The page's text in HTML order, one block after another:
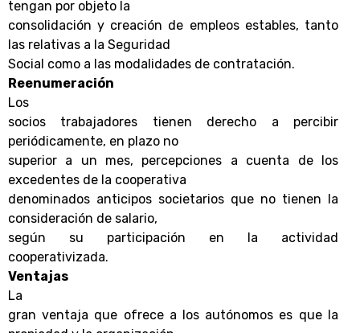
tengan por objeto la
consolidación y creación de empleos estables, tanto
las relativas a la Seguridad
Social como a las modalidades de contratación.
Reenumeración
Los
socios trabajadores tienen derecho a percibir
periódicamente, en plazo no
superior a un mes, percepciones a cuenta de los
excedentes de la cooperativa
denominados anticipos societarios que no tienen la
consideración de salario,
según su participación en la actividad
cooperativizada.
Ventajas
La
gran ventaja que ofrece a los autónomos es que la